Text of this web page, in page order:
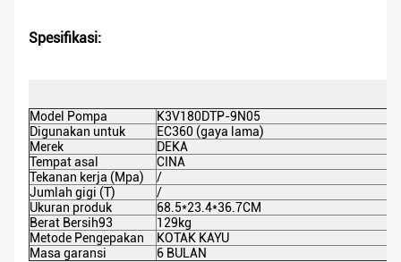
Spesifikasi:
Model Pompa
K3V180DTP-9N05
Digunakan untuk
EC360 (gaya lama)
Merek
DEKA
Tempat asal
CINA
Tekanan kerja (Mpa)
/
Jumlah gigi (T)
/
Ukuran produk
68.5*23.4*36.7CM
Berat Bersih93
129kg
Metode Pengepakan
KOTAK KAYU
Masa garansi
6 BULAN